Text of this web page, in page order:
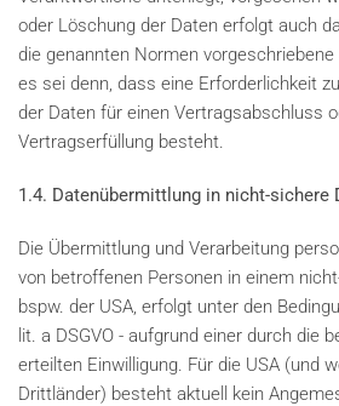
oder Löschung der Daten erfolgt auch
die genannten Normen
es sei denn, dass eine Erforderlichkeit
der Daten für einen Vertragsabschluss
Vertragserfüllung besteht.
1.4. Datenübermittlung in nicht-sichere
Die Übermittlung und Verarbeitung
von betroffenen Personen in einem
bspw. der USA, erfolgt unter den
lit. a DSGVO - aufgrund einer durch die
erteilten Einwilligung. Für die USA (und
Drittländer) besteht aktuell kein